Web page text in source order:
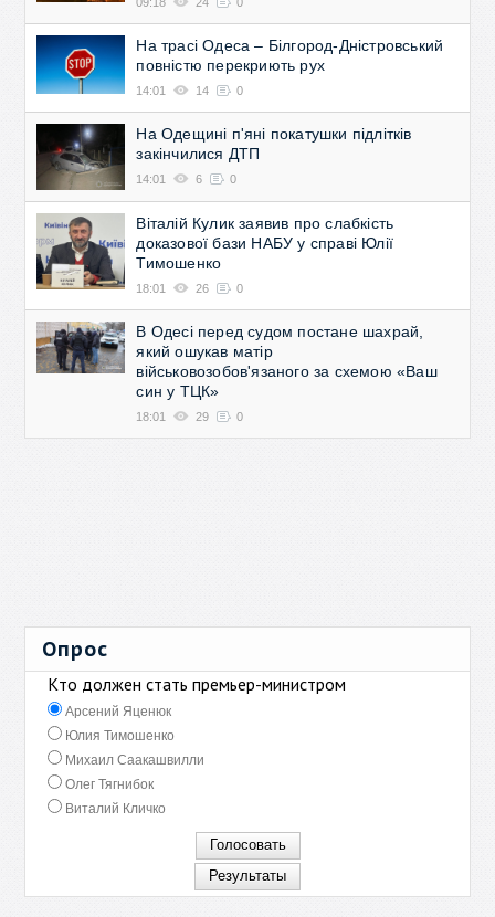
На трасі Одеса – Білгород-Дністровський
повністю перекриють рух
14:01 14 0
На Одещині п'яні покатушки підлітків
закінчилися ДТП
14:01 6 0
Віталій Кулик заявив про слабкість
доказової бази НАБУ у справі Юлії
Тимошенко
18:01 26 0
В Одесі перед судом постане шахрай,
який ошукав матір
військовозобов'язаного за схемою «Ваш
син у ТЦК»
18:01 29 0
Опрос
Кто должен стать премьер-министром
Арсений Яценюк
Юлия Тимошенко
Михаил Саакашвилли
Олег Тягнибок
Виталий Кличко